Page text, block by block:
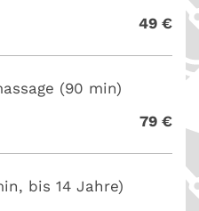
49 €
(90 min)
79 €
bis 14 Jahre)